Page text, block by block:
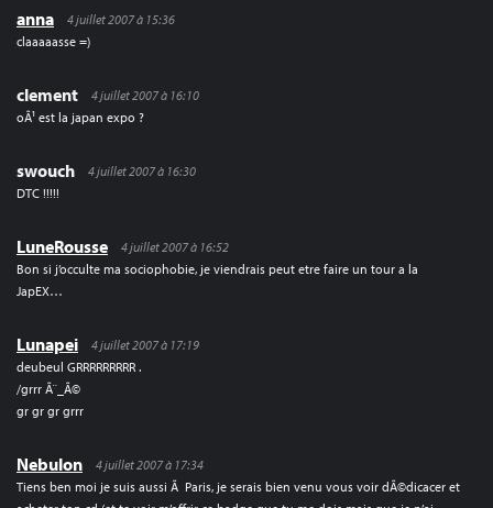
anna
4 juillet 2007 à 15:36
claaaaasse =)
clement
4 juillet 2007 à 16:10
oÃ¹ est la japan expo ?
swouch
4 juillet 2007 à 16:30
DTC !!!!!
LuneRousse
4 juillet 2007 à 16:52
Bon si j’occulte ma sociophobie, je viendrais peut etre faire un tour a la
JapEX…
Lunapei
4 juillet 2007 à 17:19
deubeul GRRRRRRRRR .
/grrr Ã¨_Ã©
gr gr gr grrr
Nebulon
4 juillet 2007 à 17:34
Tiens ben moi je suis aussi Ã Paris, je serais bien venu vous voir dÃ©dicacer et